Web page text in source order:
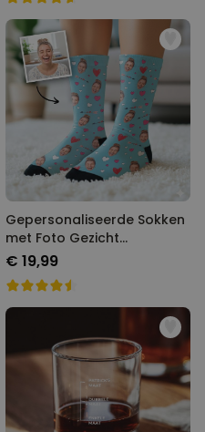
Gepersonaliseerde Sokken
met Foto Gezicht
Romantisch
€ 19,99